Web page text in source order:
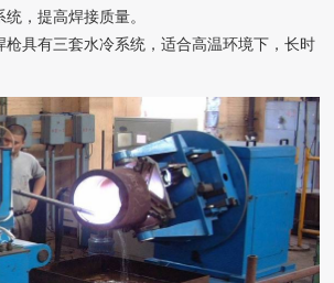
，提高焊接质量。
枪具有三套水冷系统，适合高温环境下，长时